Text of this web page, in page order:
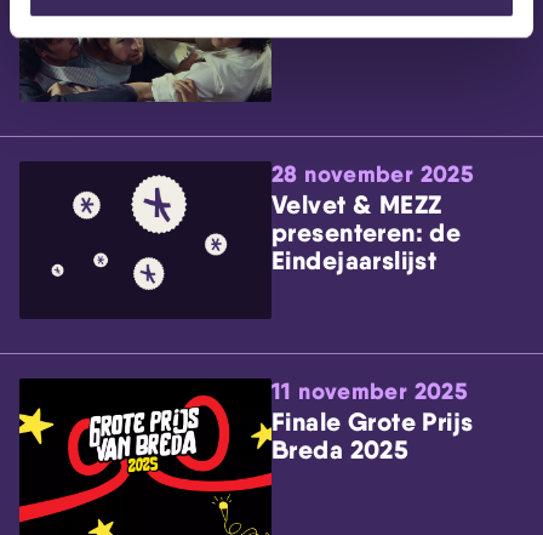
28 november 2025
Velvet & MEZZ
presenteren: de
Eindejaarslijst
11 november 2025
Finale Grote Prijs
Breda 2025